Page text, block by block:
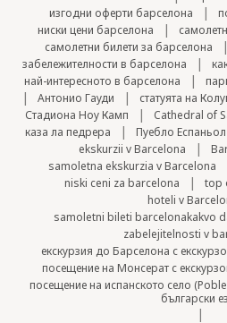
изгодни оферти барселона |
ниски цени барселона |
самолетни билети за барселона |
забележителности в барселона |
най-интересното в барселона |
| Антонио Гауди | статуята на
Стадиона Ноу Камп | Cathedral of
каза ла педрера | Пуебло Еспаньол
ekskurzii v Barcelona |
samoletna ekskurzia v Barcelona
niski ceni za barcelona | top
hoteli v
samoletni bileti barcelonakakvo
zabelejitelnosti v
екскурзия до Барселона с
посещение на Монсерат с
посещение на испанското село
български
|